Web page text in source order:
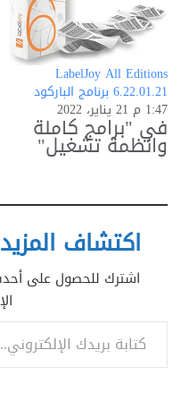
LabelJoy All Editions
6.22.01.21 برنامج الباركود
1:47 م 21 يناير، 2022
في "برامج كاملة
وانظمة تشغيل"
اكتشاف
اشترك للحصول على
كتابة بريدك الإلكتروني...